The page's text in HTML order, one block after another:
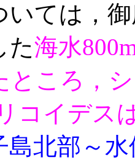
ては，御
た海水
ところ，シ
コイ デス
島北部～